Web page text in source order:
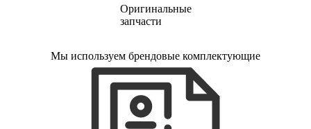
газовых плит
газовой поверхности
генераторов азота
генераторов дыма
генераторов льда
гидравлических блоков питания
гидроаккумуляторов
Оригинальные
запчасти
Мы используем брендовые комплектующие